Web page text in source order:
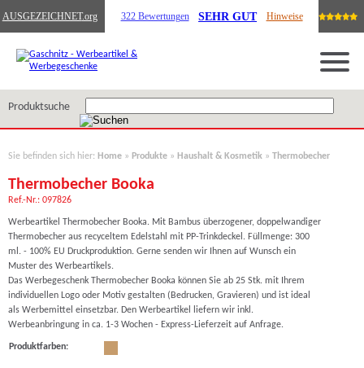
AUSGEZEICHNET.org 322 Bewertungen SEHR GUT Hinweise
Produktsuche
Sie befinden sich hier: Home » Produkte » Haushalt & Kosmetik » Thermobecher
Thermobecher Booka
Ref.-Nr.: 097826
Werbeartikel Thermobecher Booka. Mit Bambus überzogener, doppelwandiger
Thermobecher aus recyceltem Edelstahl mit PP-Trinkdeckel. Füllmenge: 300
ml. - 100% EU Druckproduktion. Gerne senden wir Ihnen auf Wunsch ein
Muster des Werbeartikels.
Das Werbegeschenk Thermobecher Booka können Sie ab 25 Stk. mit Ihrem
individuellen Logo oder Motiv gestalten (Bedrucken, Gravieren) und ist ideal
als Werbemittel einsetzbar. Den Werbeartikel liefern wir inkl.
Werbeanbringung in ca. 1-3 Wochen - Express-Lieferzeit auf Anfrage.
Produktfarben: